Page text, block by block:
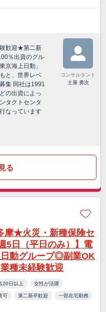
歓迎★第二新
％出資のグル
京海上日動」
と、世界レベ
集 同社は1991
の出資によっ
タクトセンタ
なっています
コンサルタント
土屋 勇次
る
摩★火災・新種保険セ
5日（平日のみ）】電
動グループ◎副業OK
種未経験歓迎
日以上 女性が活躍
可 第二新卒歓迎 一部在宅勤務